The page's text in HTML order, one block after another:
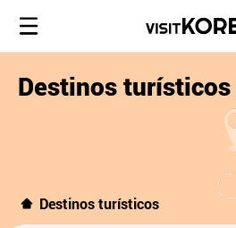
Destinos turísticos
Destinos turísticos